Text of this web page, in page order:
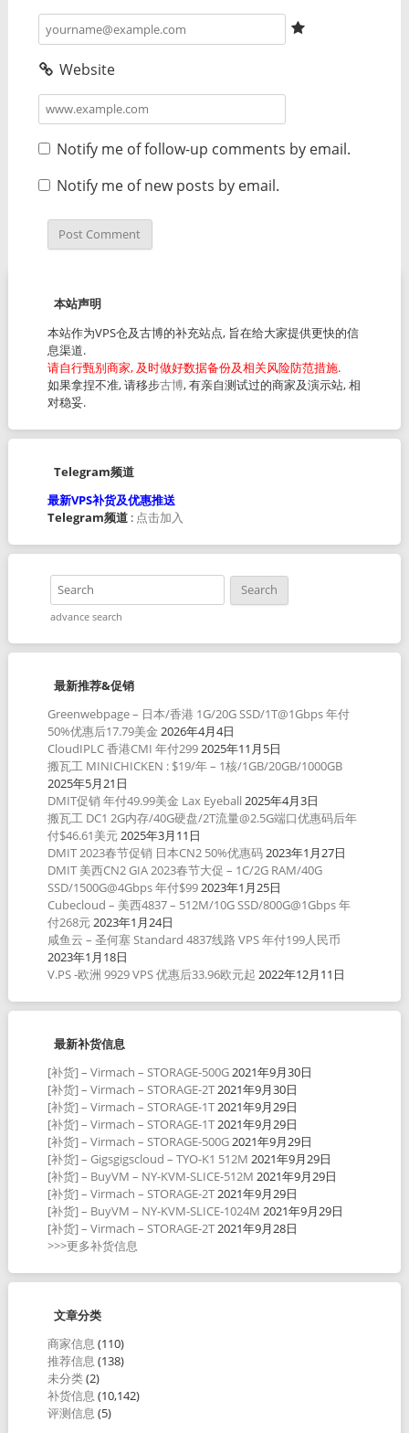
Website
Notify me of follow-up comments by email.
Notify me of new posts by email.
本站声明
本站作为VPS仓及古博的补充站点, 旨在给大家提供更快的信
息渠道.
请自行甄别商家, 及时做好数据备份及相关风险防范措施.
如果拿捏不准, 请移步古博, 有亲自测试过的商家及演示站, 相
对稳妥.
Telegram频道
最新VPS补货及优惠推送
Telegram频道: 点击加入
advance search
最新推荐&促销
Greenwebpage – 日本/香港 1G/20G SSD/1T@1Gbps 年付
50%优惠后17.79美金 2026年4月4日
CloudIPLC 香港CMI 年付2992025年11月5日
搬瓦工 MINICHICKEN : $19/年 – 1核/1GB/20GB/1000GB
2025年5月21日
DMIT促销 年付49.99美金 Lax Eyeball 2025年4月3日
搬瓦工 DC1 2G内存/40G硬盘/2T流量@2.5G端口优惠码后年
付$46.61美元2025年3月11日
DMIT 2023春节促销 日本CN2 50%优惠码2023年1月27日
DMIT 美西CN2 GIA 2023春节大促 – 1C/2G RAM/40G
SSD/1500G@4Gbps 年付$992023年1月25日
Cubecloud – 美西4837 – 512M/10G SSD/800G@1Gbps 年
付268元2023年1月24日
咸鱼云 – 圣何塞 Standard 4837线路 VPS 年付199人民币
2023年1月18日
V.PS -欧洲 9929 VPS 优惠后33.96欧元起 2022年12月11日
最新补货信息
[补货] – Virmach – STORAGE-500G2021年9月30日
[补货] – Virmach – STORAGE-2T2021年9月30日
[补货] – Virmach – STORAGE-1T2021年9月29日
[补货] – Virmach – STORAGE-1T2021年9月29日
[补货] – Virmach – STORAGE-500G2021年9月29日
[补货] – Gigsgigscloud – TYO-K1 512M 2021年9月29日
[补货] – BuyVM – NY-KVM-SLICE-512M 2021年9月29日
[补货] – Virmach – STORAGE-2T2021年9月29日
[补货] – BuyVM – NY-KVM-SLICE-1024M 2021年9月29日
[补货] – Virmach – STORAGE-2T2021年9月28日
>>>更多补货信息
文章分类
商家信息 (110)
推荐信息 (138)
未分类(2)
补货信息 (10,142)
评测信息 (5)